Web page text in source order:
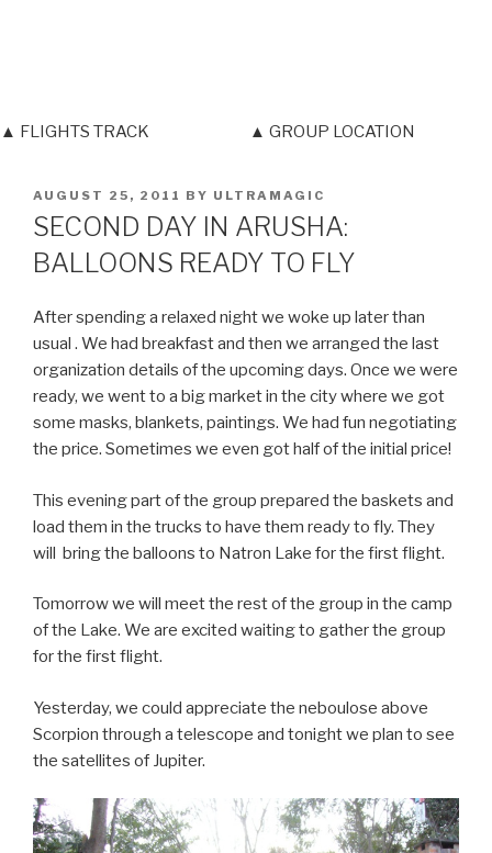
▲ FLIGHTS TRACK ▲ GROUP LOCATION
POSTED
ON
AUGUST 25, 2011 BY ULTRAMAGIC
SECOND DAY IN ARUSHA:
BALLOONS READY TO FLY
After spending a relaxed night we woke up later than
usual . We had breakfast and then we arranged the last
organization details of the upcoming days. Once we were
ready, we went to a big market in the city where we got
some masks, blankets, paintings. We had fun negotiating
the price. Sometimes we even got half of the initial price!
This evening part of the group prepared the baskets and
load them in the trucks to have them ready to fly. They
will bring the balloons to Natron Lake for the first flight.
Tomorrow we will meet the rest of the group in the camp
of the Lake. We are excited waiting to gather the group
for the first flight.
Yesterday, we could appreciate the neboulose above
Scorpion through a telescope and tonight we plan to see
the satellites of Jupiter.